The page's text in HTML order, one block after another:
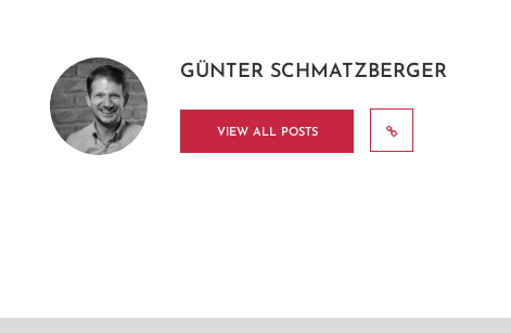
GÜNTER SCHMATZBERGER
VIEW ALL POSTS